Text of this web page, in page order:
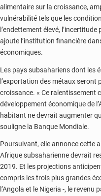
alimentaire sur la croissance,
vulnérabilité tels que les
l’endettement élevé,
ajoute l’institution financière
économiques.
Les pays subsahariens dont les
l’exportation des métaux seront
croissance. « Ce ralentissement
développement économique de
habitant ne devrait augmenter
souligne la Banque Mondiale.
Poursuivant, elle annonce cette
Afrique subsaharienne devrait
2019. Et les projections
compris les trois plus grandes
l’Angola et le Nigeria -, le